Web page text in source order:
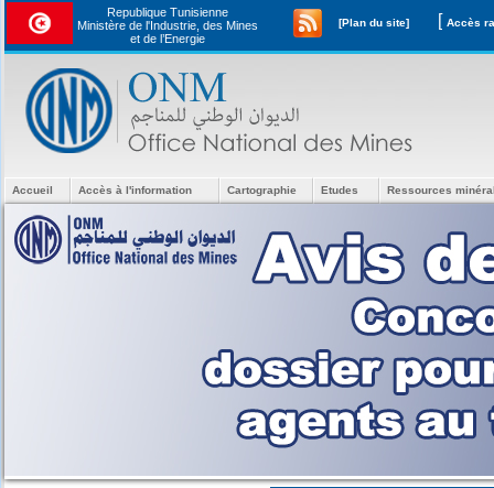
Republique Tunisienne
Ministère de l'Industrie, des Mines
et de l’Energie
[Plan du site] [
Accueil Accès à l'information Cartographie Etudes Ressources